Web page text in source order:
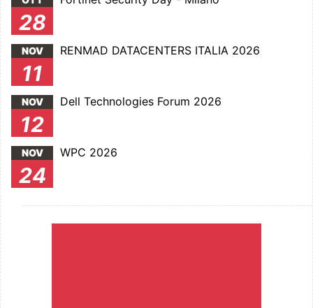
28
NOV
11
RENMAD DATACENTERS ITALIA 2026
NOV
12
Dell Technologies Forum 2026
NOV
24
WPC 2026